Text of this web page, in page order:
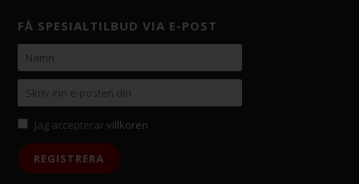
FÅ SPESIALTILBUD VIA E-POST
Jag accepterarvillkoren